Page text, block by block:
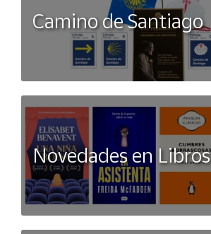
Camino de Santiago
Novedades en Libros